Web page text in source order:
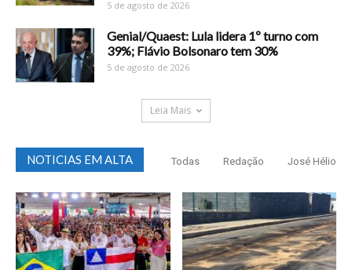
5 de agosto de 2026
Genial/Quaest: Lula lidera 1º turno com
39%; Flávio Bolsonaro tem 30%
5 de agosto de 2026
Leia Mais
NOTICIAS EM ALTA Todas Redação José Hélio